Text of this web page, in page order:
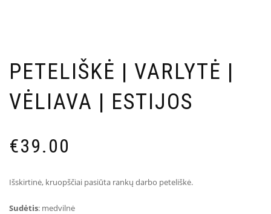
PETELIŠKĖ | VARLYTĖ |
VĖLIAVA | ESTIJOS
€39.00
Išskirtinė, kruopščiai pasiūta rankų darbo peteliškė.
Sudėtis: medvilnė